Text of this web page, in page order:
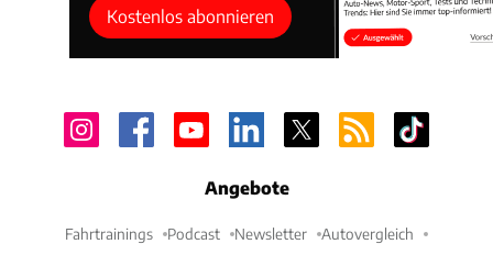
Kostenlos abonnieren
Angebote
Fahrtrainings Podcast Newsletter Autovergleich